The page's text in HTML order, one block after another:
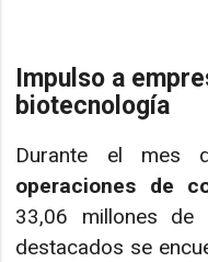
Impulso a
biotecnología
Durante el mes
operaciones de
33,06 millones de
destacados se